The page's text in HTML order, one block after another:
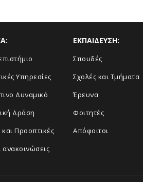
Υπηρεσίες
Δυναμικό
Δράση
και Προοπτικές
ανακοινώσεις
ΕΚΠΑΙΔΕΥΣΗ:
Σπουδές
Σχολές και Τμήματα
Έρευνα
Φοιτητές
Απόφοιτοι